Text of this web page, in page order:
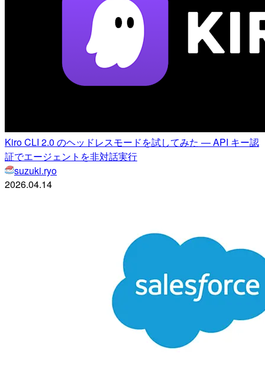
Kiro CLI 2.0 のヘッドレスモードを試してみた — API キー認
証でエージェントを非対話実行
suzuki.ryo
2026.04.14